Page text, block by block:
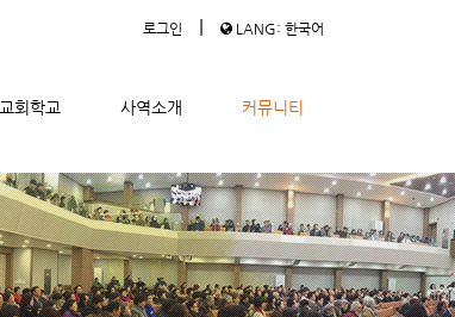
로그인 | LANG: 한국어
교회학교 사역소개 커뮤니티